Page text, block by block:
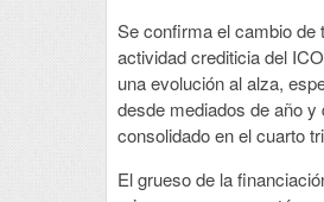
Se confirma el cambio de
actividad crediticia del
una evolución al alza,
desde mediados de año y
consolidado en el cuarto
El grueso de la